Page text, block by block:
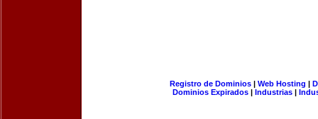
Registro de Dominios| Web Hosting |
Dominios Expirados | Industrias |